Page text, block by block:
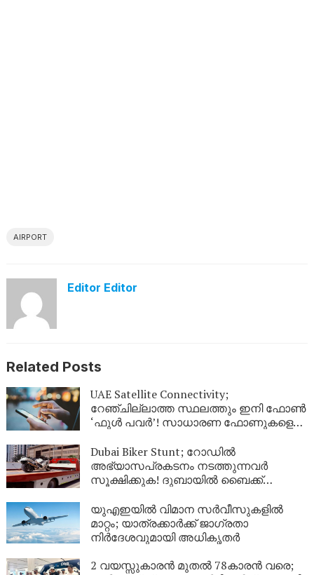
AIRPORT
Editor Editor
Related Posts
UAE Satellite Connectivity;
റേഞ്ചില്ലാത്ത സ്ഥലത്തും ഇനി ഫോൺ
‘ഫുൾ പവർ’! സാധാരണ ഫോണുകളെ
യുഎഇയുടെ വിപ്ലവം
Dubai Biker Stunt; റോഡിൽ
അഭ്യാസപ്രകടനം നടത്തുന്നവർ
സൂക്ഷിക്കുക! ദുബായിൽ ബൈക്ക്
പോലീസ്
യുഎഇയിൽ വിമാന സർവീസുകളിൽ
മാറ്റം; യാത്രക്കാർക്ക് ജാഗ്രതാ
നിർദേശവുമായി അധികൃതർ
2 വയസ്സുകാരൻ മുതൽ 78കാരൻ വരെ;